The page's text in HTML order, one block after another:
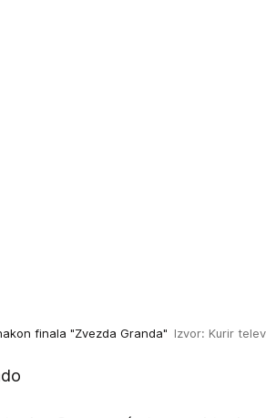
finala "Zvezda Granda" Izvor: Kurir